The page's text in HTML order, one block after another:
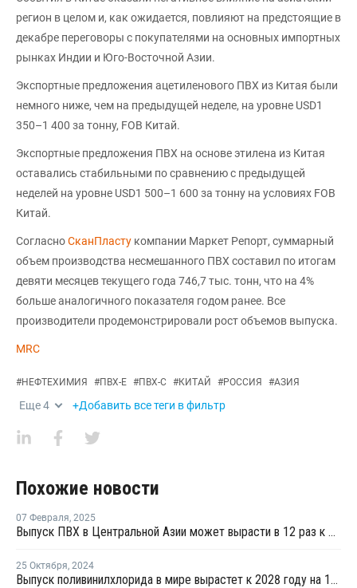
регион в целом и, как ожидается, повлияют на предстоящие в
декабре переговоры с покупателями на основных импортных
рынках Индии и Юго-Восточной Азии.
Экспортные предложения ацетиленового ПВХ из Китая были
немного ниже, чем на предыдущей неделе, на уровне USD1
350–1 400 за тонну, FOB Китай.
Экспортные предложения ПВХ на основе этилена из Китая
оставались стабильными по сравнению с предыдущей
неделей на уровне USD1 500–1 600 за тонну на условиях FOB
Китай.
СогласноСканПласту компании Маркет Репорт, суммарный
объем производства несмешанного ПВХ составил по итогам
девяти месяцев текущего года 746,7 тыс. тонн, что на 4%
больше аналогичного показателя годом ранее. Все
производители продемонстрировали рост объемов выпуска.
MRC
#НЕФТЕХИМИЯ #ПВХ-Е #ПВХ-С #КИТАЙ #РОССИЯ #АЗИЯ
Еще4 +Добавить все теги в фильтр
Похожие новости
07 Февраля, 2025
Выпуск ПВХ в Центральной Азии может вырасти в 12 раз к 2035 году
25 Октября, 2024
Выпуск поливинилхлорида в мире вырастет к 2028 году на 10 млн тонн